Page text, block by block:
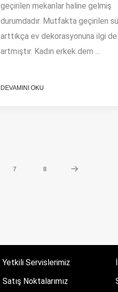
geçirilen mekanlar haline gelmiş
durumdadır. Mutfakta geçirilen
arttıkça ev dekorasyonuna ilgi de
artmıştır. Kadın erkek dem ...
DEVAMINI OKU
7 8
Yetkili Servislerimiz
Satış Noktalarımız